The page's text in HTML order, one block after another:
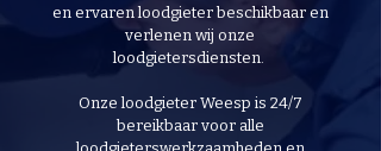
en ervaren loodgieter beschikbaar en
verlenen wij onze
loodgietersdiensten.
Onze loodgieter Weesp is 24/7
bereikbaar voor alle